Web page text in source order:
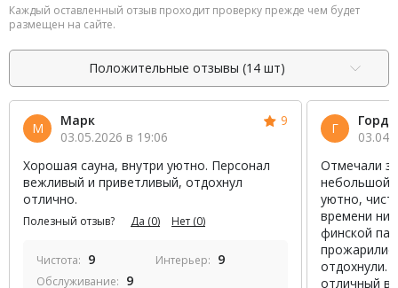
Каждый оставленный отзыв проходит проверку прежде чем будет
размещен на сайте.
Положительные отзывы (14 шт)
М
Марк
03.05.2026 в 19:06
9
Хорошая сауна, внутри уютно. Персонал
вежливый и приветливый, отдохнул
отлично.
Полезный отзыв? Да (0) Нет (0)
Чистота: 9 Интерьер: 9
Обслуживание: 9
Г
Отмечали
небольшой
уютно,
времени
финской
отдохнули.
отличный